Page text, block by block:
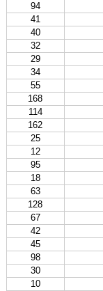
94
41
40
32
29
34
55
168
114
162
25
12
95
18
63
128
67
42
45
98
30
10